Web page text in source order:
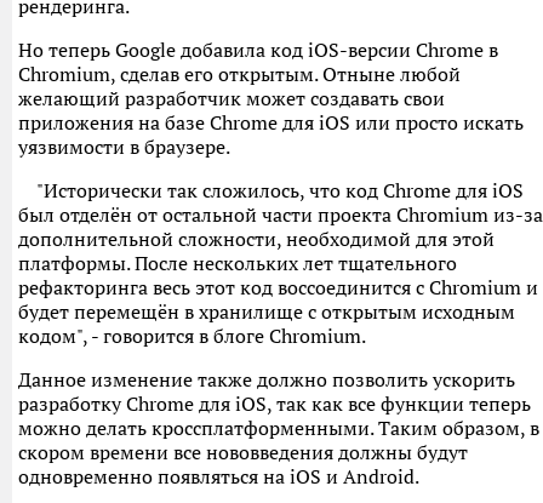
рендеринга.
Но теперь Google добавила код iOS-версии Chrome в
Chromium, сделав его открытым. Отныне любой
желающий разработчик может создавать свои
приложения на базе Chrome для iOS или просто искать
уязвимости в браузере.
"Исторически так сложилось, что код Chrome для iOS
был отделён от остальной части проекта Chromium из-за
дополнительной сложности, необходимой для этой
платформы. После нескольких лет тщательного
рефакторинга весь этот код воссоединится с Chromium и
будет перемещён в хранилище с открытым исходным
кодом", - говорится в блоге Chromium.
Данное изменение также должно позволить ускорить
разработку Chrome для iOS, так как все функции теперь
можно делать кроссплатформенными. Таким образом, в
скором времени все нововведения должны будут
одновременно появляться на iOS и Android.